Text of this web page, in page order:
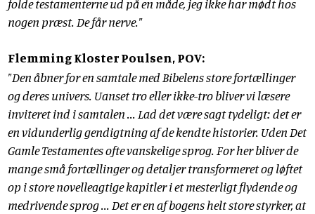
folde testamenterne ud på en måde, jeg ikke har mødt hos
nogen præst. De får nerve."
Flemming Kloster Poulsen, POV:
"Den åbner for en samtale med Bibelens store fortællinger
og deres univers. Uanset tro eller ikke-tro bliver vi læsere
inviteret ind i samtalen ... Lad det være sagt tydeligt: det er
en vidunderlig gendigtning af de kendte historier. Uden Det
Gamle Testamentes ofte vanskelige sprog. For her bliver de
mange små fortællinger og detaljer transformeret og løftet
op i store novelleagtige kapitler i et mesterligt flydende og
medrivende sprog ... Det er en af bogens helt store styrker, at